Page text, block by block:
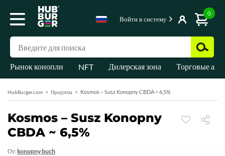
Войти в систему
0
Рынок конопли NFT Дилерская зона Торговые
HubBurger.com Продукты Kosmos – Susz Konopny CBDA ~ 6,5%
Kosmos – Susz Konopny
CBDA ~ 6,5%
От: konopny buch